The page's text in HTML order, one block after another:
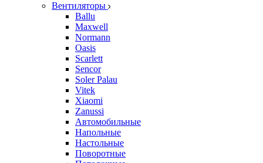
Вентиляторы
Ballu
Maxwell
Normann
Oasis
Scarlett
Sencor
Soler Palau
Vitek
Xiaomi
Zanussi
Автомобильные
Напольные
Настольные
Поворотные